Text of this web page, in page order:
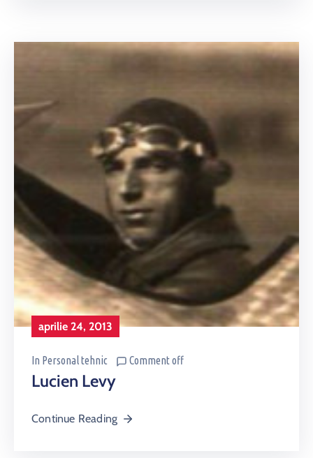
aprilie 24, 2013
In Personal tehnic Comment off
Lucien Levy
Continue Reading